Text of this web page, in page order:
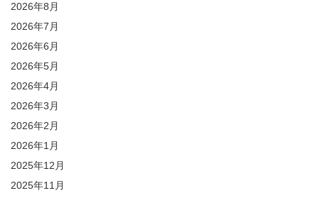
2026年8月
2026年7月
2026年6月
2026年5月
2026年4月
2026年3月
2026年2月
2026年1月
2025年12月
2025年11月